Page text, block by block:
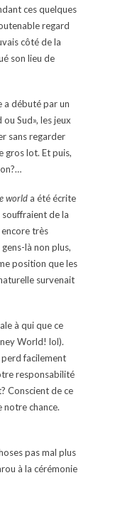
ces quelques
regard
côté de la
son lieu de
a débuté par un
Sud», les jeux
sans regarder
gros lot. Et puis,
world a été écrite
souffraient de la
encore très
là non plus,
position que les
survenait
à qui que ce
World! lol).
perd facilement
responsabilité
Conscient de ce
notre chance.
pas mal plus
à la cérémonie